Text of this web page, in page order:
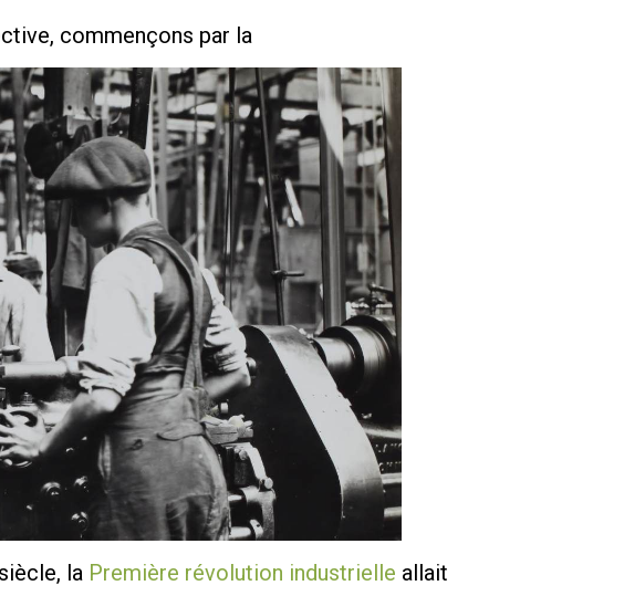
commençons par la
la Première révolution industrielle allait